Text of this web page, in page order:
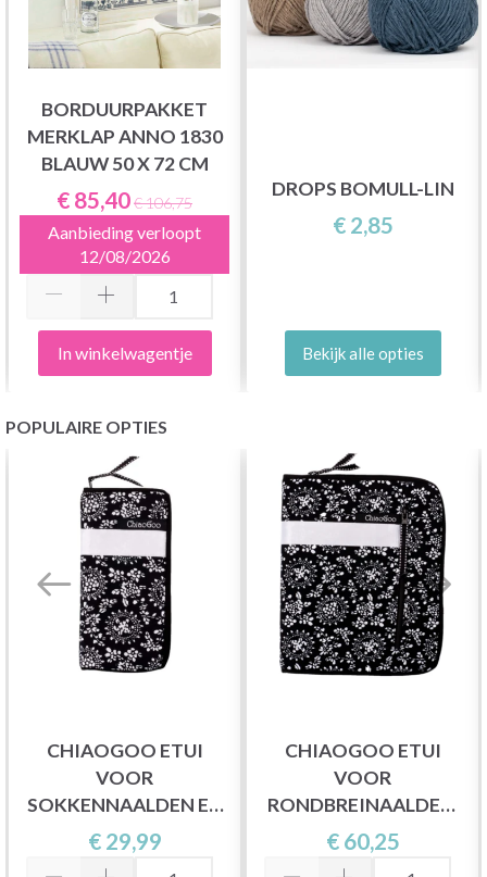
BORDUURPAKKET
MERKLAP ANNO 1830
BLAUW 50 X 72 CM
€ 85,40€ 106,75
Aanbieding verloopt
12/08/2026
In winkelwagentje
DROPS BOMULL-LIN
€ 2,85
Bekijk alle opties
POPULAIRE OPTIES
CHIAOGOO ETUI
VOOR
SOKKENNAALDEN EN
HAAKNAALDEN, 9X18
CM
€ 29,99
CHIAOGOO ETUI
VOOR
RONDBREINAALDEN,
18X23 CM
€ 60,25